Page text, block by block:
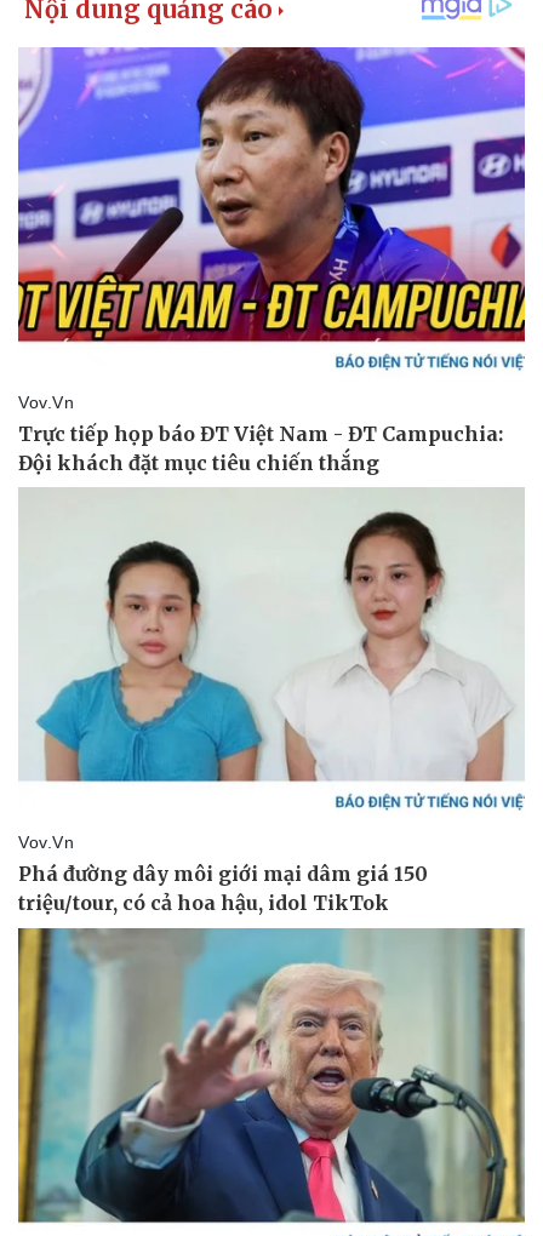
Thể thao
Bóng đá
Lịch thi đấu bóng đá
eSports
Hậu trường
Ô tô - Xe máy
Xe máy
Tư vấn